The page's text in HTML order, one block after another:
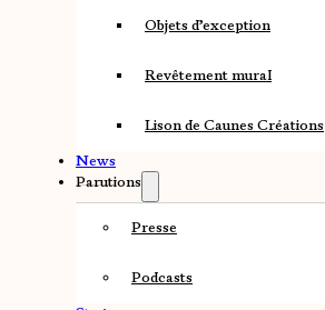
Objets d’exception
Revêtement mural
Lison de Caunes Créations
News
Parutions
Presse
Podcasts